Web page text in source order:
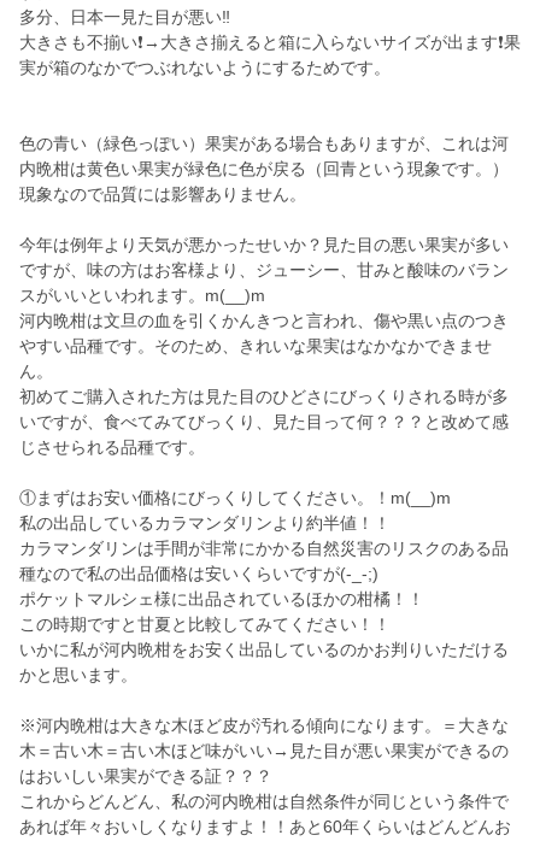
多分、日本一見た目が悪い‼️
大きさも不揃い❗→大きさ揃えると箱に入らないサイズが出ます❗果
実が箱のなかでつぶれないようにするためです。
色の青い（緑色っぽい）果実がある場合もありますが、これは河
内晩柑は黄色い果実が緑色に色が戻る（回青という現象です。）
現象なので品質には影響ありません。
今年は例年より天気が悪かったせいか？見た目の悪い果実が多い
ですが、味の方はお客様より、ジューシー、甘みと酸味のバラン
スがいいといわれます。m(__)m
河内晩柑は文旦の血を引くかんきつと言われ、傷や黒い点のつき
やすい品種です。そのため、きれいな果実はなかなかできませ
ん。
初めてご購入された方は見た目のひどさにびっくりされる時が多
いですが、食べてみてびっくり、見た目って何？？？と改めて感
じさせられる品種です。
①まずはお安い価格にびっくりしてください。！m(__)m
私の出品しているカラマンダリンより約半値！！
カラマンダリンは手間が非常にかかる自然災害のリスクのある品
種なので私の出品価格は安いくらいですが(-_-;)
ポケットマルシェ様に出品されているほかの柑橘！！
この時期ですと甘夏と比較してみてください！！
いかに私が河内晩柑をお安く出品しているのかお判りいただける
かと思います。
※河内晩柑は大きな木ほど皮が汚れる傾向になります。＝大きな
木＝古い木＝古い木ほど味がいい→見た目が悪い果実ができるの
はおいしい果実ができる証？？？
これからどんどん、私の河内晩柑は自然条件が同じという条件で
あれば年々おいしくなりますよ！！あと60年くらいはどんどんお